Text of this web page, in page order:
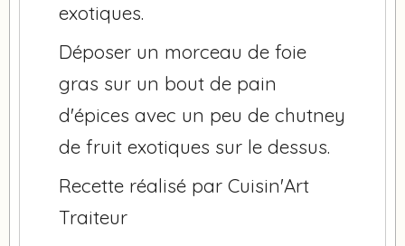
exotiques.
Déposer un morceau de foie
gras sur un bout de pain
d'épices avec un peu de chutney
de fruit exotiques sur le dessus.
Recette réalisé par Cuisin'Art
Traiteur